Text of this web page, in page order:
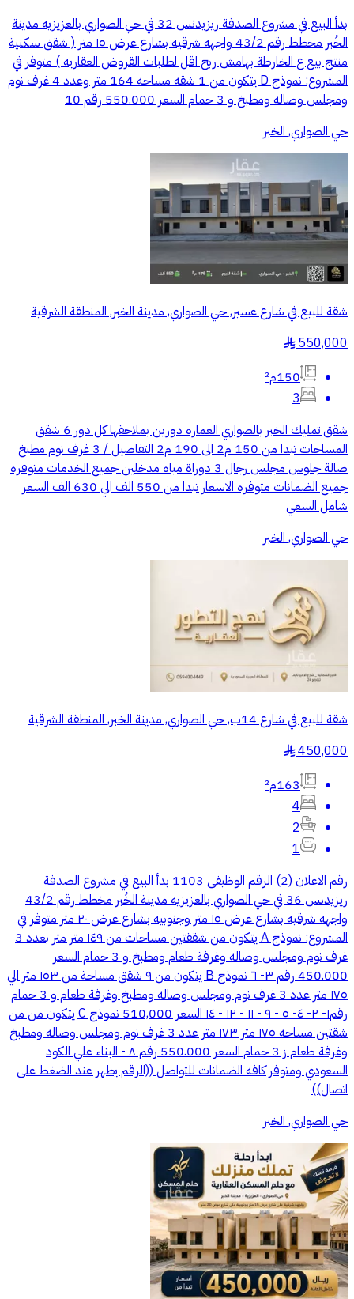
بدأ البيع في مشروع الصدفة ريزيدنس 32 في حي الصواري بالعزيزيه مدينة
الخُبر مخطط رقم 43/2 واجهه شرقيه بشارع عرض ١٥ متر ( شقق سكنية
منتج بيع ع الخارطة بهامش ربح اقل لطلبات القروض العقاريه ) متوفر في
المشروع: نموذج D يتكون من 1 شقه مساحه 164 متر وعدد 4 غرف نوم
ومجلس وصاله ومطبخ و 3 حمام السعر 550.000 رقم 10
حي الصواري, الخبر
شقة للبيع في شارع عسير, حي الصواري, مدينة الخبر, المنطقة الشرقية
550,000
§
150م²
3
شقق تمليك الخبر بالصواري العماره دورين بملاحقها كل دور 6 شقق
المساحات تبدا من 150 م2 الى 190 م2 التفاصيل / 3 غرف نوم مطبخ
صالة جلوس مجلس رجال 3 دوراة مياه مدخلين جميع الخدمات متوفره
جميع الضمانات متوفره الاسعار تبدا من 550 الف الي 630 الف السعر
شامل السعي
حي الصواري, الخبر
شقة للبيع في شارع 14ب, حي الصواري, مدينة الخبر, المنطقة الشرقية
450,000
§
163م²
4
2
1
رقم الاعلان (2) الرقم الوظيفى 1103 بدأ البيع في مشروع الصدفة
ريزيدنس 36 في حي الصواري بالعزيزيه مدينة الخُبر مخطط رقم 43/2
واجهه شرقيه بشارع عرض ١٥ متر وجنوبيه بشارع عرض ٢٠ متر متوفر في
المشروع: نموذج A يتكون من شققتين مساحات من ١٤٩ متر متر بعدد 3
غرف نوم ومجلس وصاله وغرفة طعام ومطبخ و 3 حمام السعر
450.000 رقم ٣- ٦ نموذج B يتكون من ٩ شقق مساحة من ١٥٣ متر الي
١٧٥ متر عدد 3 غرف نوم ومجلس وصاله ومطبخ وغرفة طعام و 3 حمام
رقم١- ٢- ٤- ٥ - ٩ - ١١ - ١٢ - ١٤ السعر 510,000 نموذج C يتكون من من
شقتين مساحه ١٧٥ متر ١٧٣ متر عدد 3 غرف نوم ومجلس وصاله ومطبخ
وغرفة طعام ز 3 حمام السعر 550.000 رقم ٨ - البناء علي الكود
السعودي ومتوفر كافه الضمانات للتواصل ((الرقم يظهر عند الضغط على
اتصال))
حي الصواري, الخبر